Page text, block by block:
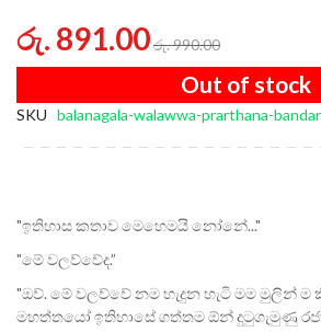
රු. 891.00රු. 990.00
Out of stock
SKU balanagala-walawwa-prarthana-
"ඉතිහාස කතාව මෙහෙමයි නෝනේ..."
"මේ වලව්වේද.”
"ඔව්. මේ වලව්වේ නම හැදුන හැටි මම මුලින් ම
මහත්තයෝ ඉතිහාසේ ගත්තම ඕන් දුටුගැමුණු